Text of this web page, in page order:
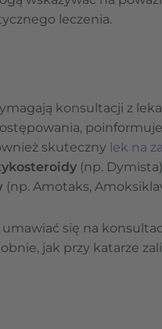
leczenia.
konsultacji z
skuteczny lek na
(np.
(np. Amotaks,
się na
jak przy katarze